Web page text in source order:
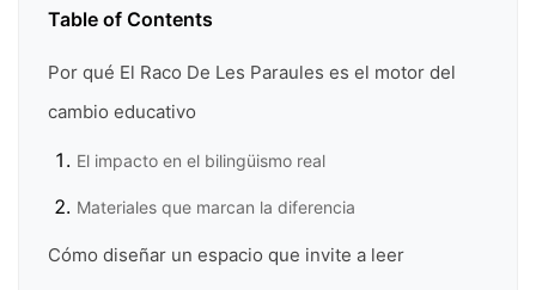
Table of Contents
Por qué El Raco De Les Paraules es el motor del
cambio educativo
El impacto en el bilingüismo real
Materiales que marcan la diferencia
Cómo diseñar un espacio que invite a leer